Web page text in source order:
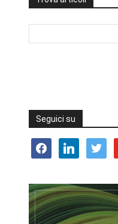
Seguici su
facebooklinkedin twitter